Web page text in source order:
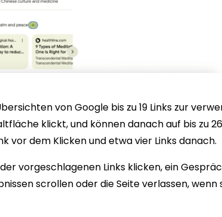
von Google bis zu 19 Links zur
klickt, und können danach auf bis zu
vor dem Klicken und etwa vier Links danach.
vorgeschlagenen Links klicken, ein
scrollen oder die Seite verlassen, wenn